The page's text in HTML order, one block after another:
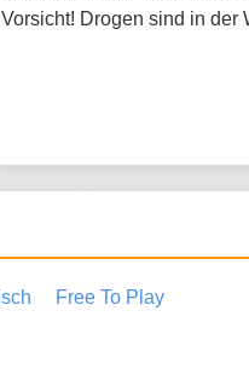
Drogen sind in der
Free To Play